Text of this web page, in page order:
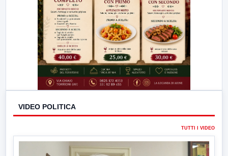
VIDEO POLITICA
TUTTI I VIDEO